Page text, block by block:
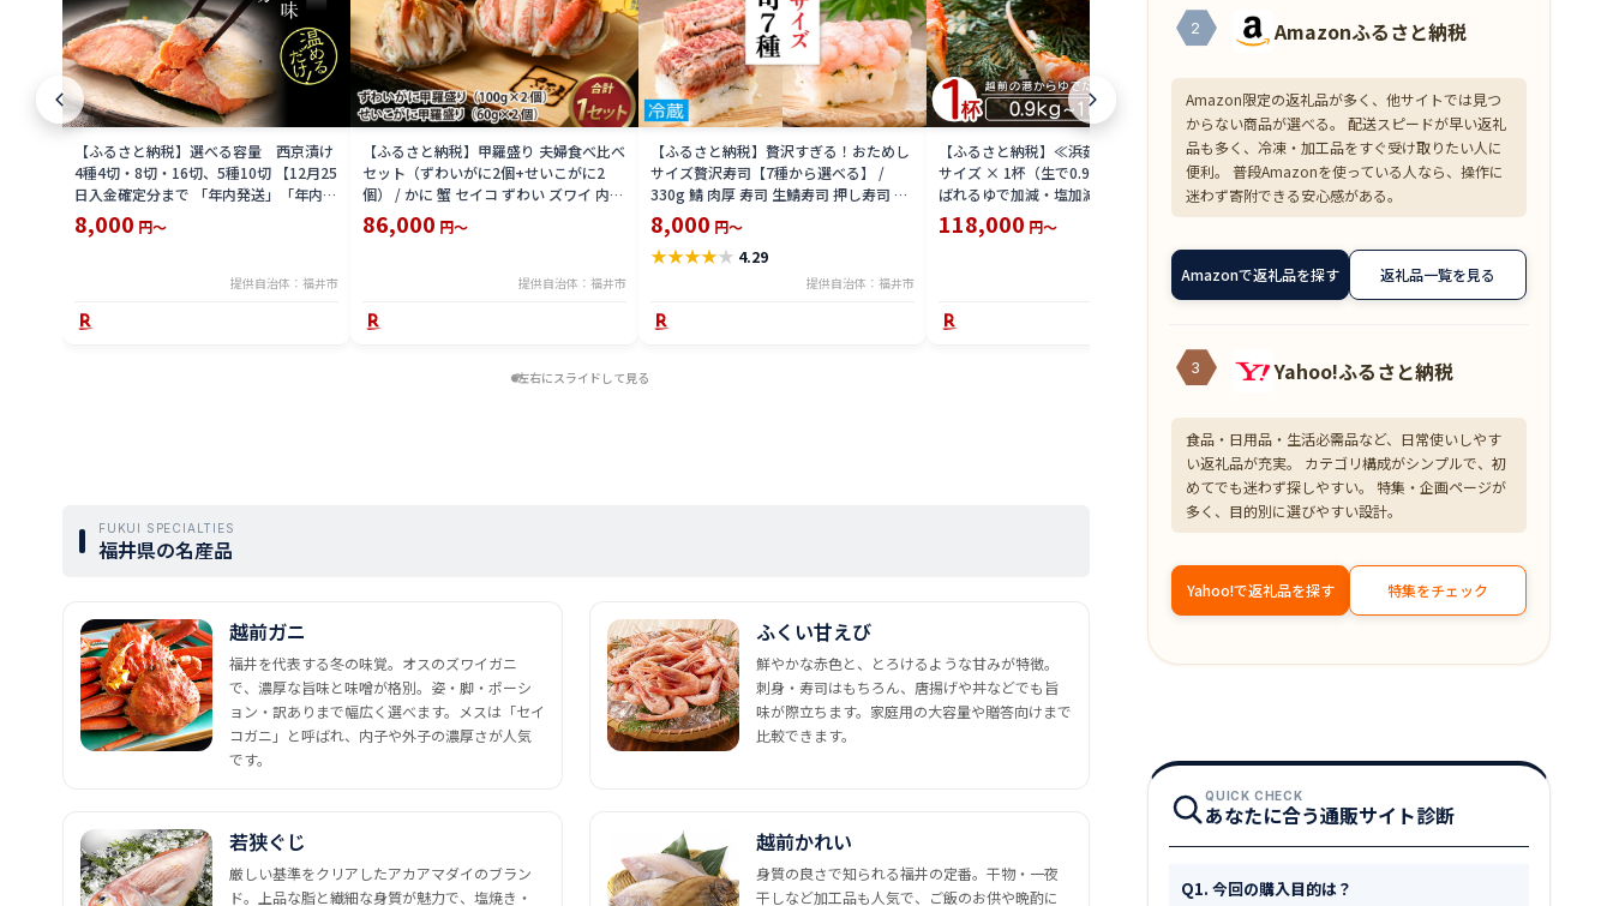
【ふるさと納税】選べる容量 西京漬け
4種4切・8切・16切、5種10切 【12月25
日入金確定分まで 「年内発送」「年内配
送」「年内お届け」】/ レンジで温める
だけ 西京焼き 湯煎 西京漬 送料無料
8,000 円～
提供自治体：福井市
【ふるさと納税】甲羅盛り 夫婦食べ比べ
セット（ずわいがに2個+せいこがに2
個） / かに 蟹 セイコ ずわい ズワイ 内子
外子 国産 冷凍 冬 冬の味覚 珍味 グルメ
国産 送料無料 [H-065050]
86,000 円～
提供自治体：福井市
【ふるさと納税】贅沢すぎる！おためし
サイズ贅沢寿司【7種から選べる】 /
330g 鯖 肉厚 寿司 生鯖寿司 押し寿司 ご
褒美 おためし用 一人前 サバ 海鮮 棒寿司
バッテラ 魚貝 懐石料理 冷蔵配送 四季食
彩 萩 送料無料 [A-013025]
8,000 円～
★★★★★ 4.29
提供自治体：福井市
【ふるさと納税】≪浜茹で≫越前がに 大
サイズ × 1杯（生で0.9〜1kg）地元で喜
ばれるゆで加減・塩加減で越前の港から
直送！【雄 ズワイガニ ずわいがに 越前
ガニ 姿 ボイル 冷蔵 福井県】【2月発送
分】希望日指定可 備考欄に希望日をご記
118,000 円～
提供自治体：越前町
【ふるさと納税】＜数量限定＞港町つる
がの潮風感じる 創作 海鮮丼の素 浜焼き
鯖 × Sio檸檬ペッパー 5食セット 若狭名
物 浜焼き鯖を贅沢に使用 丼 どんぶり 海
レンジ 簡単 贈答 お中元
18,000
提供自治体：敦賀市
魚 焼魚 焼く
赤魚 銀ダラ
10,000
左右にスライドして見る
FUKUI SPECIALTIES
福井県の名産品
越前ガニ
福井を代表する冬の味覚。オスのズワイガニ
で、濃厚な旨味と味噌が格別。姿・脚・ポーシ
ョン・訳ありまで幅広く選べます。メスは「セイ
コガニ」と呼ばれ、内子や外子の濃厚さが人気
です。
ふくい甘えび
鮮やかな赤色と、とろけるような甘みが特徴。
刺身・寿司はもちろん、唐揚げや丼などでも旨
味が際立ちます。家庭用の大容量や贈答向けまで
比較できます。
若狭ぐじ
厳しい基準をクリアしたアカアマダイのブラン
ド。上品な脂と繊細な身質が魅力で、塩焼き・
越前かれい
身質の良さで知られる福井の定番。干物・一夜
干しなど加工品も人気で、ご飯のお供や晩酌に
2 Amazonふるさと納税
Amazon限定の返礼品が多く、他サイトでは見つ
からない商品が選べる。 配送スピードが早い返礼
品も多く、冷凍・加工品をすぐ受け取りたい人に
便利。 普段Amazonを使っている人なら、操作に
迷わず寄附できる安心感がある。
Amazonで返礼品を探す 返礼品一覧を見る
3 Yahoo!ふるさと納税
食品・日用品・生活必需品など、日常使いしやす
い返礼品が充実。 カテゴリ構成がシンプルで、初
めてでも迷わず探しやすい。 特集・企画ページが
多く、目的別に選びやすい設計。
Yahoo!で返礼品を探す 特集をチェック
QUICK CHECK
あなたに合う通販サイト診断
Q1. 今回の購入目的は？